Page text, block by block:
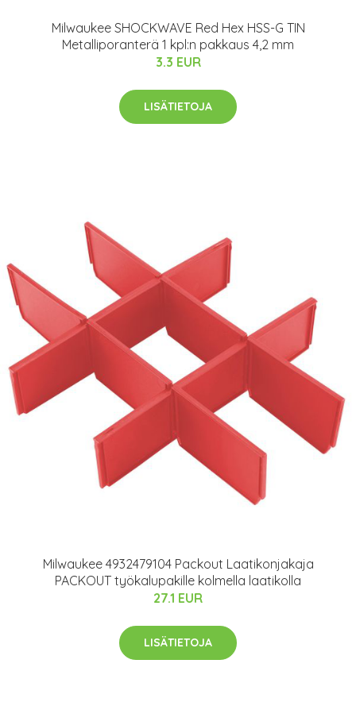
Milwaukee SHOCKWAVE Red Hex HSS-G TIN
Metalliporanterä 1 kpl:n pakkaus 4,2 mm
3.3 EUR
LISÄTIETOJA
Milwaukee 4932479104 Packout Laatikonjakaja
PACKOUT työkalupakille kolmella laatikolla
27.1 EUR
LISÄTIETOJA